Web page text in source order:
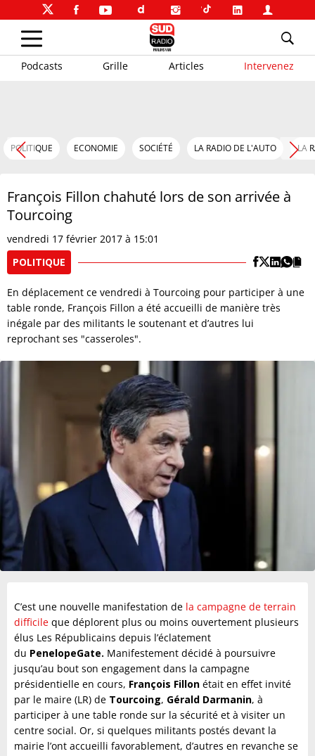
Podcasts Grille Articles Intervenez
POLITIQUE ECONOMIE SOCIÉTÉ LA RADIO DE L'AUTO LA
François Fillon chahuté lors de son arrivée à
Tourcoing
vendredi 17 février 2017 à 15:01
POLITIQUE
En déplacement ce vendredi à Tourcoing pour participer à une
table ronde, François Fillon a été accueilli de manière très
inégale par des militants le soutenant et d’autres lui
reprochant ses "casseroles".
C’est une nouvelle manifestation de la campagne de terrain
difficile que déplorent plus ou moins ouvertement plusieurs
élus Les Républicains depuis l’éclatement
du PenelopeGate. Manifestement décidé à poursuivre
jusqu’au bout son engagement dans la campagne
présidentielle en cours, François Fillon était en effet invité
par le maire (LR) de Tourcoing, Gérald Darmanin, à
participer à une table ronde sur la sécurité et à visiter un
centre social. Or, si quelques militants postés devant la
mairie l’ont accueilli favorablement, d’autres en revanche se